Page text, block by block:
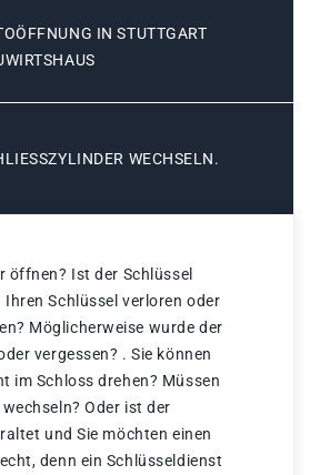
IN STUTTGART
WECHSELN.
öffnen? Ist der Schlüssel
Ihren Schlüssel verloren oder
Möglicherweise wurde der
vergessen? . Sie können
im Schloss drehen? Müssen
Oder ist der
und Sie möchten einen
denn ein Schlüsseldienst